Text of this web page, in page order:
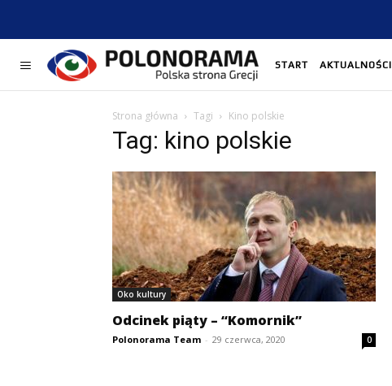
START AKTUALNOŚCI
Strona główna Tagi Kino polskie
Tag: kino polskie
Oko kultury
Odcinek piąty – “Komornik”
Polonorama Team - 29 czerwca, 2020 0